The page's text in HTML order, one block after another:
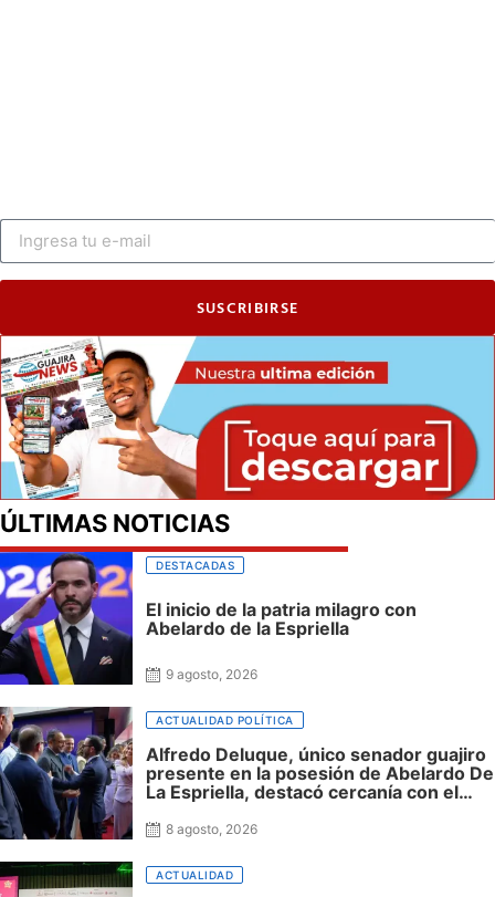
SUSCRIBIRSE
ÚLTIMAS NOTICIAS
DESTACADAS
El inicio de la patria milagro con
Abelardo de la Espriella
9 agosto, 2026
ACTUALIDAD POLÍTICA
Alfredo Deluque, único senador guajiro
presente en la posesión de Abelardo De
La Espriella, destacó cercanía con el
para La Guajira
8 agosto, 2026
ACTUALIDAD